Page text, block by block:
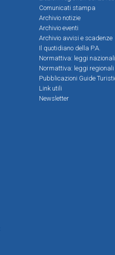
Comunicati stampa
Archivio notizie
Archivio eventi
Archivio avvisi e scadenze
Il quotidiano della P.A.
Normattiva: leggi nazionali
Normattiva: leggi regionali
Pubblicazioni Guide
Link utili
Newsletter